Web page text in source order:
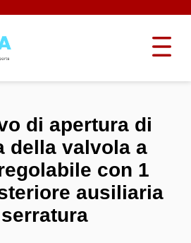
di apertura di
della valvola a
con 1
ausiliaria